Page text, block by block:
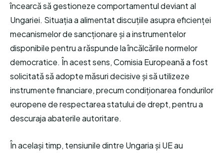
încearcă să gestioneze comportamentul deviant al
Ungariei. Situația a alimentat discuțiile asupra eficienței
mecanismelor de sancționare și a instrumentelor
disponibile pentru a răspunde la încălcările normelor
democratice. În acest sens, Comisia Europeană a fost
solicitată să adopte măsuri decisive și să utilizeze
instrumente financiare, precum condiționarea fondurilor
europene de respectarea statului de drept, pentru a
descuraja abaterile autoritare.
În același timp, tensiunile dintre Ungaria și UE au